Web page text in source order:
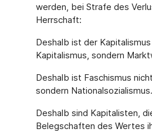
werden, bei Strafe des
Herrschaft:
Deshalb ist der
Kapitalismus, sondern
Deshalb ist Faschismus
sondern Nationalsozialismus.
Deshalb sind Kapitalisten,
Belegschaften des Wertes